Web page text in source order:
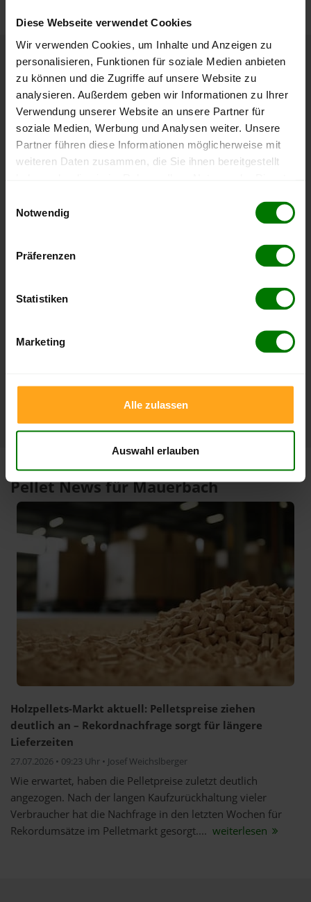
Diese Webseite verwendet Cookies
Wir verwenden Cookies, um Inhalte und Anzeigen zu
personalisieren, Funktionen für soziale Medien anbieten
zu können und die Zugriffe auf unsere Website zu
analysieren. Außerdem geben wir Informationen zu Ihrer
Verwendung unserer Website an unsere Partner für
soziale Medien, Werbung und Analysen weiter. Unsere
Partner führen diese Informationen möglicherweise mit
weiteren Daten zusammen, die Sie ihnen bereitgestellt
Notwendig
Präferenzen
Statistiken
Marketing
Alle zulassen
Auswahl erlauben
Höchst- und Tiefststände der
Pelletspreise in Mauerbach
Die Tabelle zeigt dieHöchst- und Tiefststände der
Pelletspreise für lose Holzpellets. Das dazugehörige
Datum zeigt, wann der Höchst- oder Tiefststand im
Tiefststand
4 Wochen
394,00 €
06.07.2026
385,00 €
06.05.2026
Pellet News für Mauerbach
Holzpellets-Markt aktuell: Pelletspreise ziehen
deutlich an – Rekordnachfrage sorgt für längere
Lieferzeiten
27.07.2026 • 09:23 Uhr • Josef Weichslberger
Wie erwartet, haben die Pelletpreise zuletzt deutlich
angezogen. Nach der langen Kaufzurückhaltung vieler
Verbraucher hat die Nachfrage in den letzten Wochen für
Rekordumsätze im Pelletmarkt gesorgt.... weiterlesen